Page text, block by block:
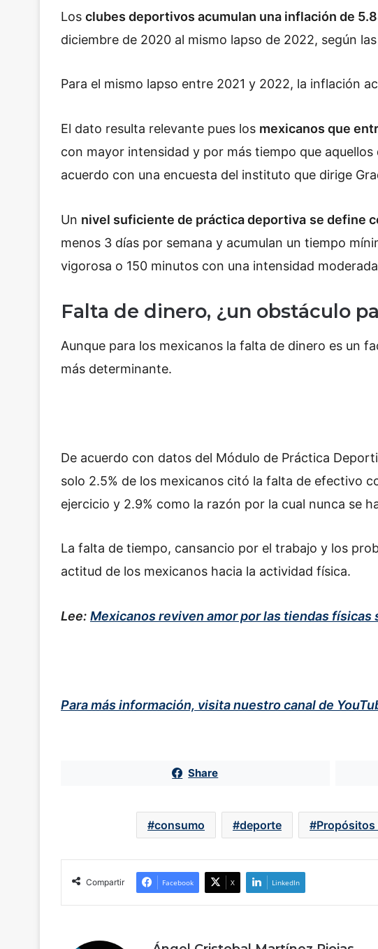
Los clubes deportivos acumulan una inflación de
diciembre de 2020 al mismo lapso de 2022, según
Para el mismo lapso entre 2021 y 2022, la inflación
El dato resulta relevante pues los mexicanos que
con mayor intensidad y por más tiempo que
acuerdo con una encuesta del instituto que dirige
Un nivel suficiente de práctica deportiva se define
menos 3 días por semana y acumulan un tiempo
vigorosa o 150 minutos con una intensidad
Falta de dinero, ¿un obstáculo
Aunque para los mexicanos la falta de dinero es un
más determinante.
De acuerdo con datos del Módulo de Práctica
solo 2.5% de los mexicanos citó la falta de efectivo
ejercicio y 2.9% como la razón por la cual nunca se
La falta de tiempo, cansancio por el trabajo y los
actitud de los mexicanos hacia la actividad física.
Lee: Mexicanos reviven amor por las tiendas
Para más información, visita nuestro canal de
Share
consumo deporte Propósitos
Compartir Facebook X LinkedIn